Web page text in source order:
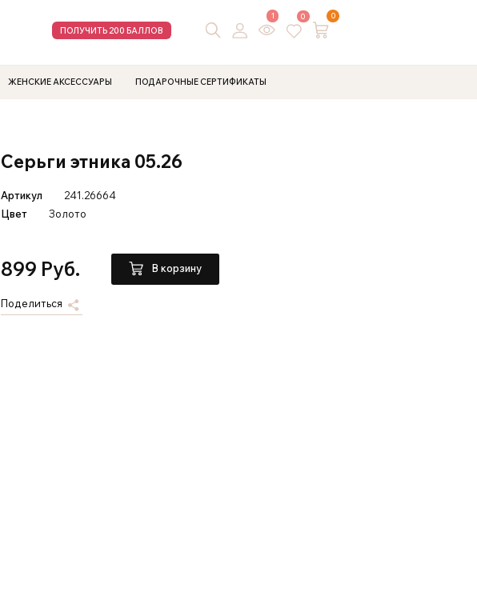
ПОЛУЧИТЬ 200 БАЛЛОВ
1 0 0
ЖЕНСКИЕ АКСЕССУАРЫ ПОДАРОЧНЫЕ СЕРТИФИКАТЫ
Серьги этника 05.26
Артикул
241.26664
Цвет
Золото
899 Руб. В корзину
Поделиться